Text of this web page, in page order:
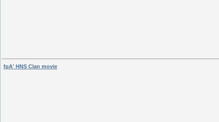
fpA' HNS Clan movie